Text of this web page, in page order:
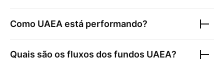
Como UAEA está performando?
Quais são os fluxos dos fundos UAEA?